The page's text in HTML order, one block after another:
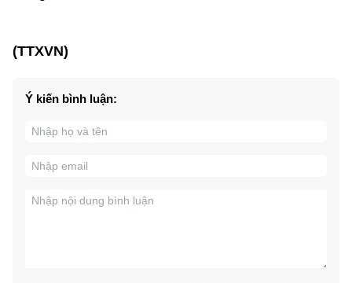
(TTXVN)
Ý kiến bình luận: